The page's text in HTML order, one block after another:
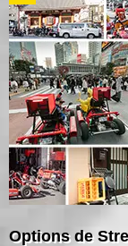
Options de